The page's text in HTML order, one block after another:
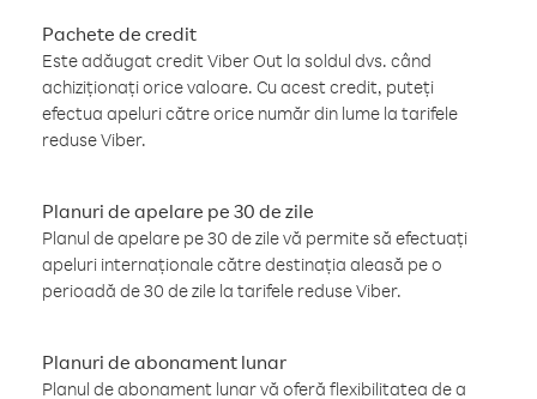
Pachete de credit
Este adăugat credit Viber Out la soldul dvs. când
achiziționați orice valoare. Cu acest credit, puteți
efectua apeluri către orice număr din lume la tarifele
reduse Viber.
Planuri de apelare pe 30 de zile
Planul de apelare pe 30 de zile vă permite să efectuați
apeluri internaționale către destinația aleasă pe o
perioadă de 30 de zile la tarifele reduse Viber.
Planuri de abonament lunar
Planul de abonament lunar vă oferă flexibilitatea de a